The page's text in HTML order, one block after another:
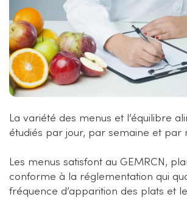
La variété des menus et l’équilibre
étudiés par jour, par semaine et par
Les menus satisfont au GEMRCN,
conforme à la réglementation qui
fréquence d’apparition des plats et